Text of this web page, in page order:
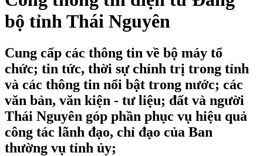
bộ tỉnh Thái Nguyên
Cung cấp các thông tin về bộ máy tổ
chức; tin tức, thời sự chính trị trong tỉnh
và các thông tin nổi bật trong nước; các
văn bản, văn kiện - tư liệu; đất và người
Thái Nguyên góp phần phục vụ hiệu quả
công tác lãnh đạo, chỉ đạo của Ban
thường vụ tỉnh ủy;